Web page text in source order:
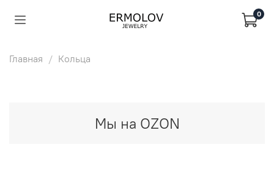
0
Главная Кольца
Мы на OZON